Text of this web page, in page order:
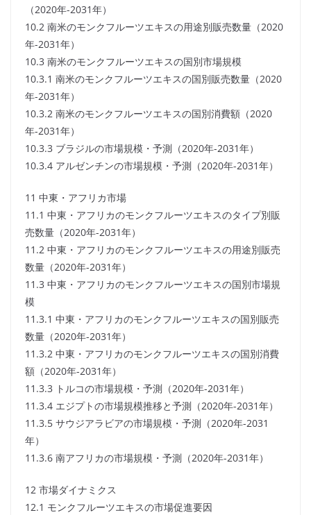
（2020年-2031年）
10.2 南米のモンクフルーツエキスの用途別販売数量（2020
年-2031年）
10.3 南米のモンクフルーツエキスの国別市場規模
10.3.1 南米のモンクフルーツエキスの国別販売数量（2020
年-2031年）
10.3.2 南米のモンクフルーツエキスの国別消費額（2020
年-2031年）
10.3.3 ブラジルの市場規模・予測（2020年-2031年）
10.3.4 アルゼンチンの市場規模・予測（2020年-2031年）
11 中東・アフリカ市場
11.1 中東・アフリカのモンクフルーツエキスのタイプ別販
売数量（2020年-2031年）
11.2 中東・アフリカのモンクフルーツエキスの用途別販売
数量（2020年-2031年）
11.3 中東・アフリカのモンクフルーツエキスの国別市場規
模
11.3.1 中東・アフリカのモンクフルーツエキスの国別販売
数量（2020年-2031年）
11.3.2 中東・アフリカのモンクフルーツエキスの国別消費
額（2020年-2031年）
11.3.3 トルコの市場規模・予測（2020年-2031年）
11.3.4 エジプトの市場規模推移と予測（2020年-2031年）
11.3.5 サウジアラビアの市場規模・予測（2020年-2031
年）
11.3.6 南アフリカの市場規模・予測（2020年-2031年）
12 市場ダイナミクス
12.1 モンクフルーツエキスの市場促進要因